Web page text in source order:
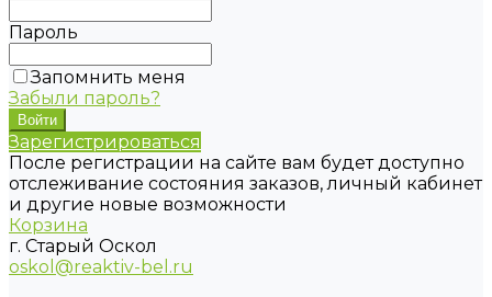
Пароль
Запомнить меня
Забыли пароль?
Зарегистрироваться
После регистрации на сайте вам будет доступно
отслеживание состояния заказов, личный кабинет
и другие новые возможности
Корзина
г. Старый Оскол
oskol@reaktiv-bel.ru